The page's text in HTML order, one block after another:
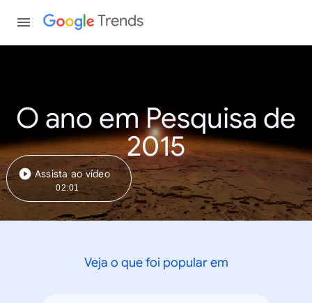
Trends
O ano em Pesquisa de
2015
Assista ao vídeo
02:01
Veja o que foi popular em